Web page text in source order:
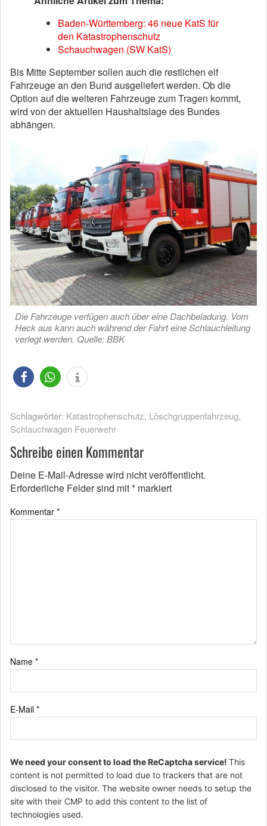
Baden-Württemberg: 46 neue KatS für
den Katastrophenschutz
Schauchwagen (SW KatS)
Bis Mitte September sollen auch die restlichen elf
Fahrzeuge an den Bund ausgeliefert werden. Ob die
Option auf die weiteren Fahrzeuge zum Tragen kommt,
wird von der aktuellen Haushaltslage des Bundes
abhängen.
Die Fahrzeuge verfügen auch über eine Dachbeladung. Vom
Heck aus kann auch während der Fahrt eine Schlauchleitung
verlegt werden. Quelle: BBK
Schlagwörter: Katastrophenschutz, Löschgruppenfahrzeug,
Schlauchwagen Feuerwehr
Schreibe einen Kommentar
Deine E-Mail-Adresse wird nicht veröffentlicht.
Erforderliche Felder sind mit* markiert
Kommentar *
Name *
E-Mail *
We need your consent to load the ReCaptcha service! This
content is not permitted to load due to trackers that are not
disclosed to the visitor. The website owner needs to setup the
site with their CMP to add this content to the list of
technologies used.